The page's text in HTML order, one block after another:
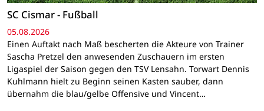
SC Cismar - Fußball
05.08.2026
Einen Auftakt nach Maß bescherten die Akteure von Trainer
Sascha Pretzel den anwesenden Zuschauern im ersten
Ligaspiel der Saison gegen den TSV Lensahn. Torwart Dennis
Kuhlmann hielt zu Beginn seinen Kasten sauber, dann
übernahm die blau/gelbe Offensive und Vincent…